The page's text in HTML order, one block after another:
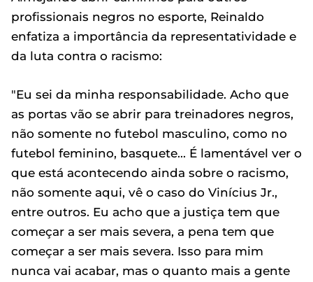
profissionais negros no esporte, Reinaldo
enfatiza a importância da representatividade e
da luta contra o racismo:
"Eu sei da minha responsabilidade. Acho que
as portas vão se abrir para treinadores negros,
não somente no futebol masculino, como no
futebol feminino, basquete... É lamentável ver o
que está acontecendo ainda sobre o racismo,
não somente aqui, vê o caso do Vinícius Jr.,
entre outros. Eu acho que a justiça tem que
começar a ser mais severa, a pena tem que
começar a ser mais severa. Isso para mim
nunca vai acabar, mas o quanto mais a gente